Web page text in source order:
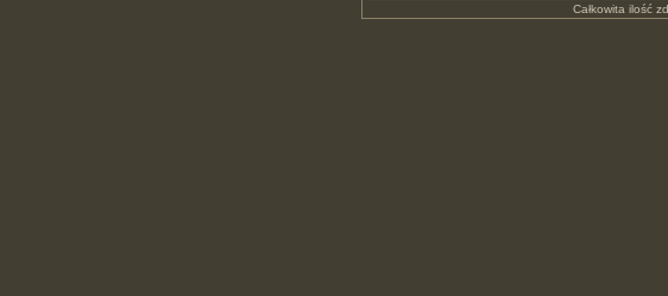
Całkowita ilość